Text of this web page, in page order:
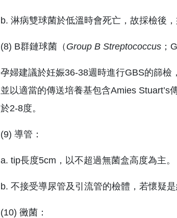
b. 淋病雙球菌於低溫時會死亡，故採檢後
(8) B群鏈球菌（ Group B Streptococcus；
孕婦建議於妊娠36-38週時進行GBS的篩
並以適當的傳送培養基包含Amies
於2-8度。
(9) 導管：
a. tip長度5cm，以不超過無菌盒高度為主。
b. 不接受導尿管及引流管的檢體，若懷疑
(10) 黴菌：